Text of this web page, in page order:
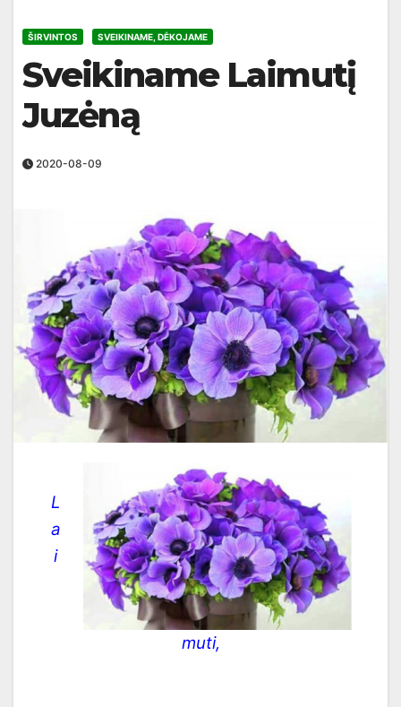
ŠIRVINTOS SVEIKINAME, DĖKOJAME
Sveikiname Laimutį
Juzėną
2020-08-09
L
a
i
muti,